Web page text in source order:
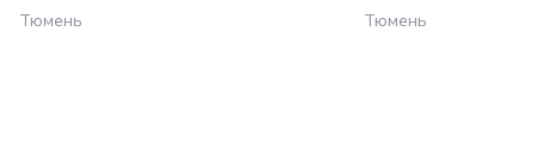
Тюмень Тюмень